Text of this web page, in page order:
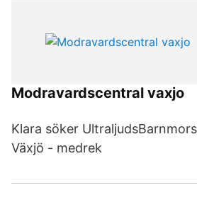
Modravardscentral vaxjo
Klara söker
Växjö - medrek